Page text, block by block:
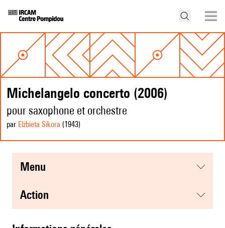
Michelangelo concerto (2006)
pour saxophone et orchestre
par Elżbieta Sikora (1943)
menu
action